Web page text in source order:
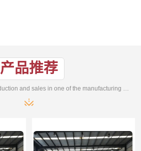
产品推荐
Development, design, production and sales in one of the manufacturing enterprises